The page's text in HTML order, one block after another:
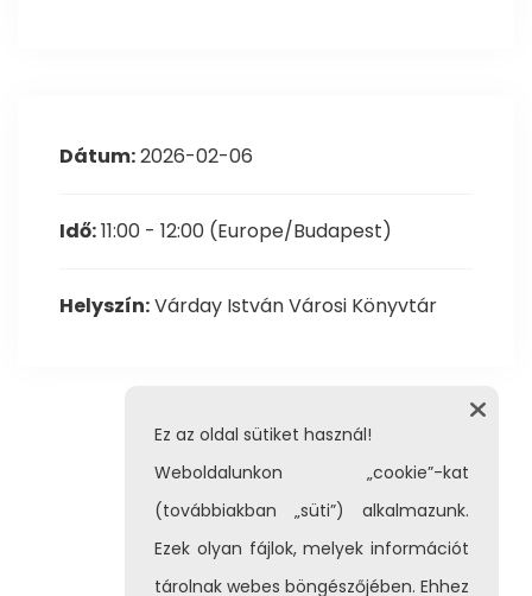
Dátum:2026-02-06
Idő:11:00 - 12:00 (Europe/Budapest)
Helyszín:Várday István Városi Könyvtár
Ez az oldal sütiket használ!
Weboldalunkon „cookie”-kat
(továbbiakban „süti”) alkalmazunk.
Ezek olyan fájlok, melyek információt
tárolnak webes böngészőjében. Ehhez